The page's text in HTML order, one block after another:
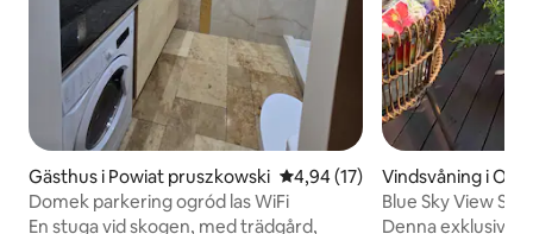
Gästhus i Powiat pruszkowski 4,94 av 5 i genomsnittligt
4,94 (17)
Domek parkering ogród las WiFi
En stuga vid skogen, med trädgård,
Vindsvåning i
Blue Sky View
Denna exklusiva